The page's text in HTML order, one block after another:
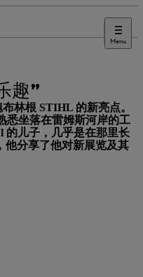
Menu
趣”
林根 STIHL 的新亮点。
悉坐落在雷姆斯河岸的工
的儿子，几乎是在那里长
他分享了他对新展览及其